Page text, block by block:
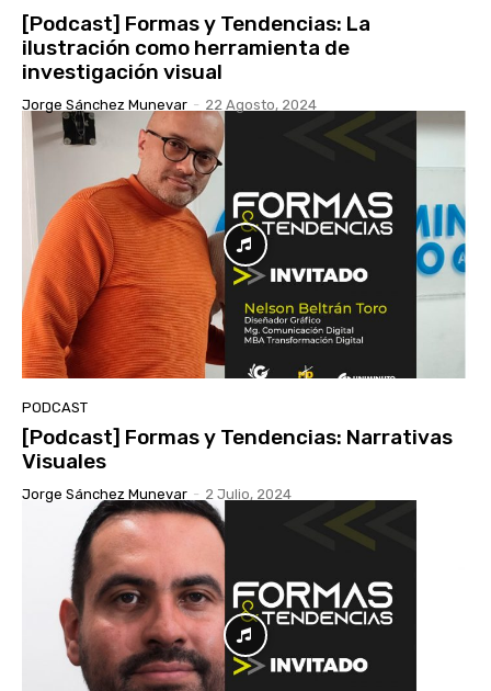
[Podcast] Formas y Tendencias: La
ilustración como herramienta de
investigación visual
Jorge Sánchez Munevar - 22 Agosto, 2024
PODCAST
[Podcast] Formas y Tendencias: Narrativas
Visuales
Jorge Sánchez Munevar - 2 Julio, 2024